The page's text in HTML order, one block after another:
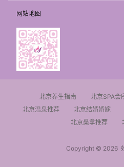
网站地图
北京养生指南 北京SPA会
北京温泉推荐
北京结婚婚嫁
北京桑拿推荐
Copyright © 2026